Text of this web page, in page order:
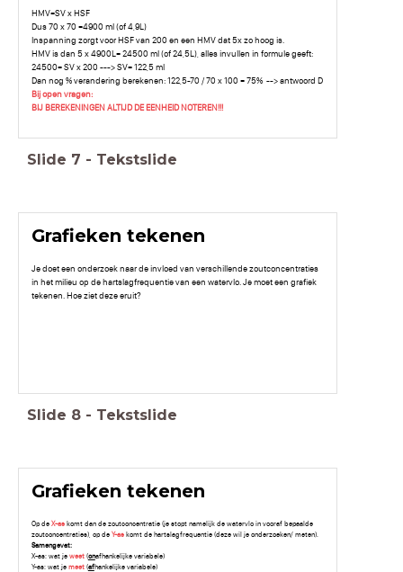
HMV=SV x HSF
Dus 70 x 70 =4900 ml (of 4,9L)
Inspanning zorgt voor HSF van 200 en een HMV dat 5x zo hoog is.
HMV is dan 5 x 4900L= 24500 ml (of 24,5L), alles invullen in formule geeft:
24500= SV x 200 ---> SV= 122,5 ml
Dan nog % verandering berekenen: 122,5-70 / 70 x 100 = 75% --> antwoord D
Bij open vragen:
BIJ BEREKENINGEN ALTIJD DE EENHEID NOTEREN!!!
Slide 7 - Tekstslide
Grafieken tekenen
Je doet een onderzoek naar de invloed van verschillende zoutconcentraties
in het milieu op de hartslagfrequentie van een watervlo. Je moet een grafiek
tekenen. Hoe ziet deze eruit?
Slide 8 - Tekstslide
Grafieken tekenen
Op de X-askomt dan de zoutconcentratie (je stopt namelijk de watervlo in vooraf bepaalde
zoutconcentraties), op de Y-askomt de hartslagfrequentie (deze wil je onderzoeken/ meten).
Samengevat:
X-as: wat je weet(onafhankelijke variabele)
Y-as: wat je meet(afhankelijke variabele)